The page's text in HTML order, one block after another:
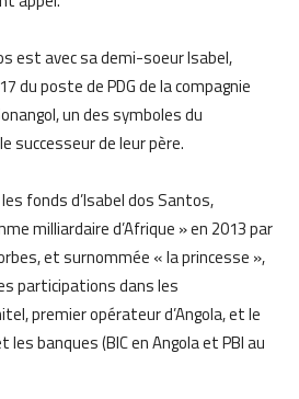
est avec sa demi-soeur Isabel,
du poste de PDG de la compagnie
un des symboles du
successeur de leur père.
les fonds d’Isabel dos Santos,
milliardaire d’Afrique » en 2013 par
et surnommée « la princesse »,
participations dans les
premier opérateur d’Angola, et le
banques (BIC en Angola et PBI au